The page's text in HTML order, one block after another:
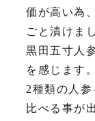
価が高い為
ごと漬けま
黒田五寸人
を感じます。
2種類の人
比べる事が